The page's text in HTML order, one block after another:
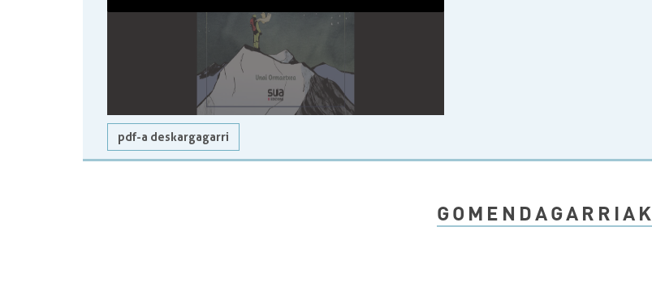
pdf-a deskargagarri
GOMENDAGARRIAK